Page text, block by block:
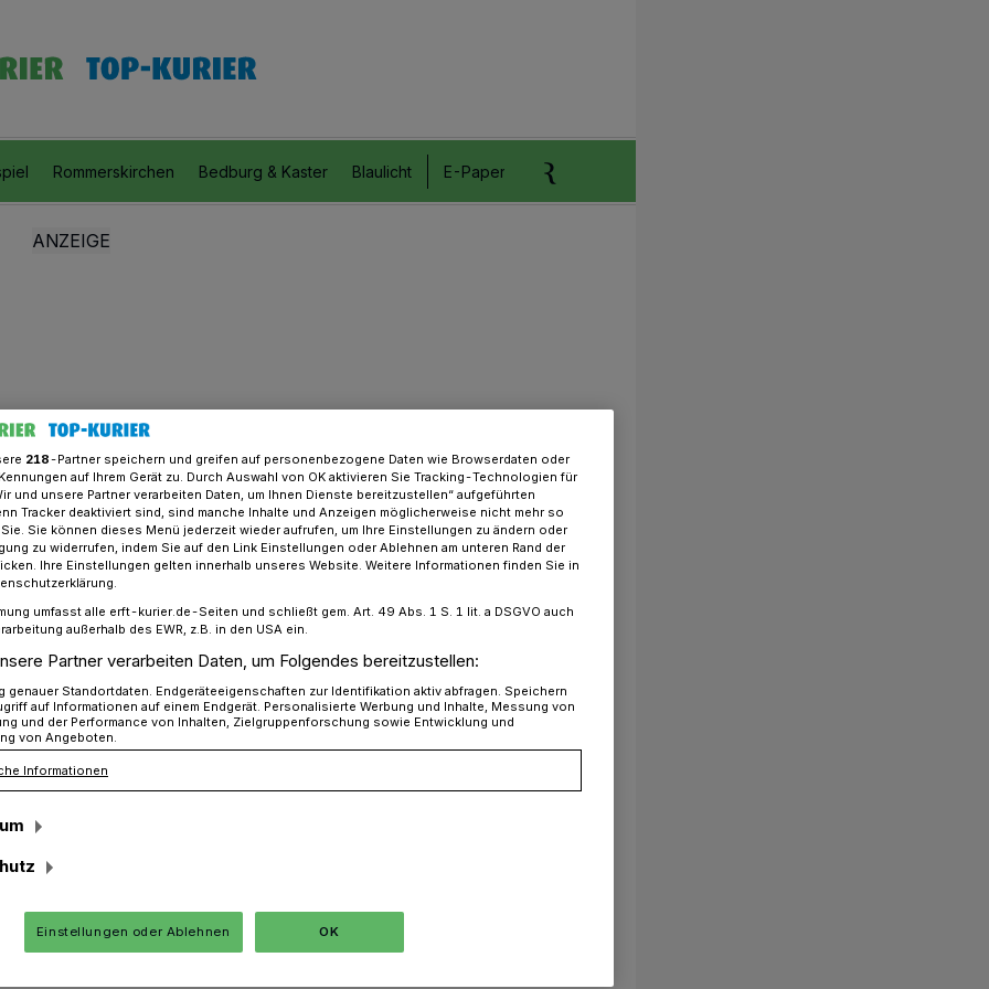
Rommerskirchen Bedburg & Kaster Blaulicht E-Paper Anzeigen aufgeben
Vorläufige Silvester-Bilanz der Polizei
Bilanz
Silvestereinsatzes im Rhein-Kreis.
218-Partner speichern und greifen auf personenbezogene Daten wie Browserdaten oder
auf Ihrem Gerät zu. Durch Auswahl von OK aktivieren Sie Tracking-Technologien für
und unsere Partner verarbeiten Daten, um Ihnen Dienste bereitzustellen“ aufgeführten
Tracker deaktiviert sind, sind manche Inhalte und Anzeigen möglicherweise nicht mehr so
Sie können dieses Menü jederzeit wieder aufrufen, um Ihre Einstellungen zu ändern oder
zu widerrufen, indem Sie auf den Link Einstellungen oder Ablehnen am unteren Rand der
Ihre Einstellungen gelten innerhalb unseres Website. Weitere Informationen finden Sie in
umfasst alle erft-kurier.de-Seiten und schließt gem. Art. 49 Abs. 1 S. 1 lit. a DSGVO auch
außerhalb des EWR, z.B. in den USA ein.
Partner verarbeiten Daten, um Folgendes bereitzustellen:
genauer Standortdaten. Endgeräteeigenschaften zur Identifikation aktiv abfragen. Speichern
auf Informationen auf einem Endgerät. Personalisierte Werbung und Inhalte, Messung von
und der Performance von Inhalten, Zielgruppenforschung sowie Entwicklung und
von Angeboten.
Informationen
Einstellungen oder Ablehnen OK